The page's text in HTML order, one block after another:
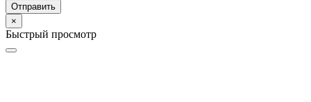
Отправить
×
Быстрый просмотр